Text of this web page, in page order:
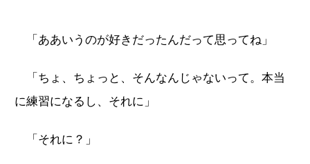
「ああいうのが好きだったんだって思ってね」
「ちょ、ちょっと、そんなんじゃないって。本当
に練習になるし、それに」
「それに？」